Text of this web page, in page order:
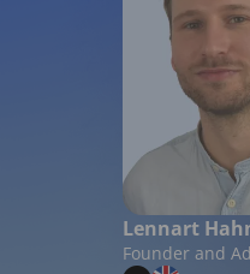
Lennart
Founder and